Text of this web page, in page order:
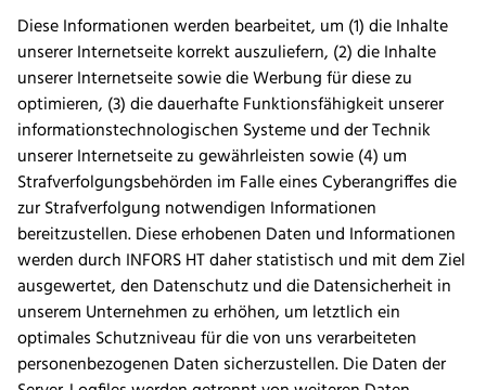
Diese Informationen werden bearbeitet, um (1) die Inhalte
unserer Internetseite korrekt auszuliefern, (2) die Inhalte
unserer Internetseite sowie die Werbung für diese zu
optimieren, (3) die dauerhafte Funktionsfähigkeit unserer
informationstechnologischen Systeme und der Technik
unserer Internetseite zu gewährleisten sowie (4) um
Strafverfolgungsbehörden im Falle eines Cyberangriffes die
zur Strafverfolgung notwendigen Informationen
bereitzustellen. Diese erhobenen Daten und Informationen
werden durch INFORS HT daher statistisch und mit dem Ziel
ausgewertet, den Datenschutz und die Datensicherheit in
unserem Unternehmen zu erhöhen, um letztlich ein
optimales Schutzniveau für die von uns verarbeiteten
personenbezogenen Daten sicherzustellen. Die Daten der